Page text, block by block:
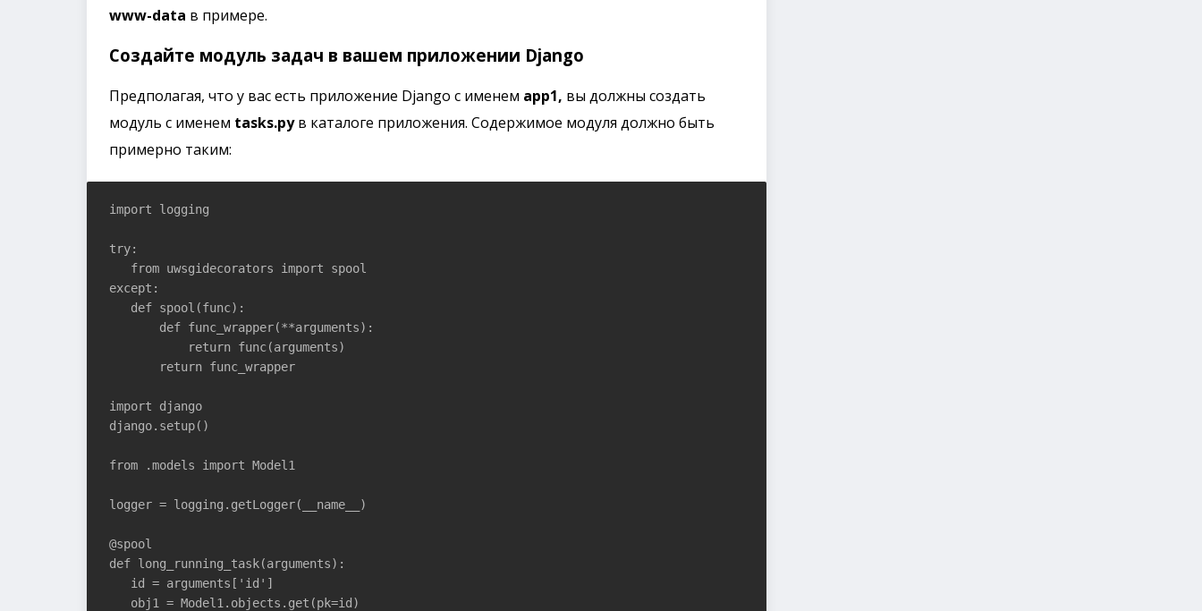
www-data в примере.
Создайте модуль задач в вашем приложении Django
Предполагая, что у вас есть приложение Django с именем app1, вы должны создать
модуль с именем tasks.pyв каталоге приложения. Содержимое модуля должно быть
примерно таким:
import logging
try:
   from uwsgidecorators import spool
except:
   def spool(func):
       def func_wrapper(**arguments):
           return func(arguments)
       return func_wrapper
import django
django.setup()
from .models import Model1
logger = logging.getLogger(__name__)
@spool
def long_running_task(arguments):
   id = arguments['id']
   obj1 = Model1.objects.get(pk=id)